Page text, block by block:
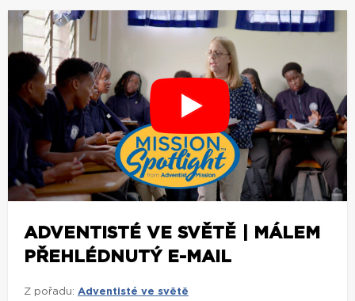
ADVENTISTÉ VE SVĚTĚ | MÁLEM
PŘEHLÉDNUTÝ E-MAIL
Z pořadu: Adventisté ve světě